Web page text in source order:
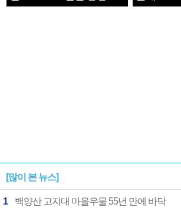
1182개팀 전수조사
확정
[많이 본 뉴스]
1 백양산 고지대 마을우물 55년 만에 바닥